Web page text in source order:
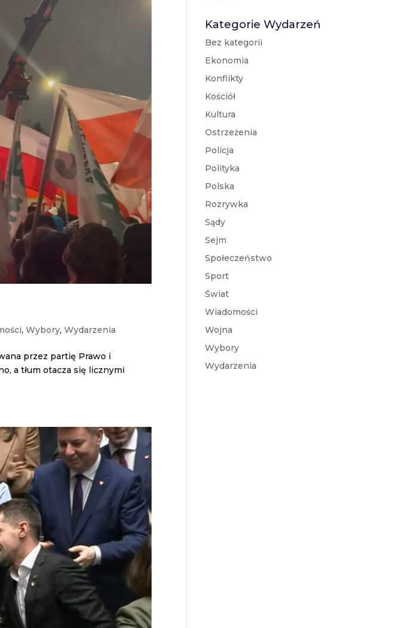
,Wybory,Wydarzenia
przez partię Prawo i
a tłum otacza się licznymi
Kategorie Wydarzeń
Bez kategorii
Ekonomia
Konflikty
Kościół
Kultura
Ostrzeżenia
Policja
Polityka
Polska
Rozrywka
Sądy
Sejm
Społeczeństwo
Sport
Świat
Wiadomości
Wojna
Wybory
Wydarzenia